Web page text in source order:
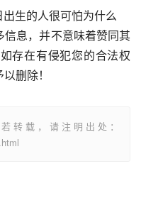
出生的人很可怕为什么
息，并不意味着赞同其
存在有侵犯您的合法权
删除！
转载，请注明出处：